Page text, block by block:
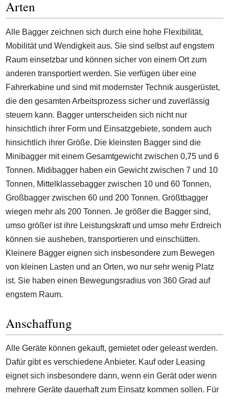
Arten
Alle Bagger zeichnen sich durch eine hohe Flexibilität,
Mobilität und Wendigkeit aus. Sie sind selbst auf engstem
Raum einsetzbar und können sicher von einem Ort zum
anderen transportiert werden. Sie verfügen über eine
Fahrerkabine und sind mit modernster Technik ausgerüstet,
die den gesamten Arbeitsprozess sicher und zuverlässig
steuern kann. Bagger unterscheiden sich nicht nur
hinsichtlich ihrer Form und Einsatzgebiete, sondern auch
hinsichtlich ihrer Größe. Die kleinsten Bagger sind die
Minibagger mit einem Gesamtgewicht zwischen 0,75 und 6
Tonnen. Midibagger haben ein Gewicht zwischen 7 und 10
Tonnen, Mittelklassebagger zwischen 10 und 60 Tonnen,
Großbagger zwischen 60 und 200 Tonnen. Größtbagger
wiegen mehr als 200 Tonnen. Je größer die Bagger sind,
umso größer ist ihre Leistungskraft und umso mehr Erdreich
können sie ausheben, transportieren und einschütten.
Kleinere Bagger eignen sich insbesondere zum Bewegen
von kleinen Lasten und an Orten, wo nur sehr wenig Platz
ist. Sie haben einen Bewegungsradius von 360 Grad auf
engstem Raum.
Anschaffung
Alle Geräte können gekauft, gemietet oder geleast werden.
Dafür gibt es verschiedene Anbieter. Kauf oder Leasing
eignet sich insbesondere dann, wenn ein Gerät oder wenn
mehrere Geräte dauerhaft zum Einsatz kommen sollen. Für